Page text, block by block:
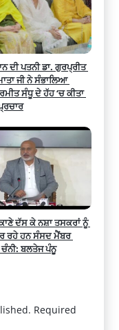
ਦੀ ਪਤਨੀ ਡਾ. ਗੁਰਪ੍ਰੀਤ
ਜੀ ਨੇ ਸੰਭਾਲਿਆ
ਸੰਧੂ ਦੇ ਹੱਹ ‘ਚ ਕੀਤਾ
ਦੱਸ ਕੇ ਨਸ਼ਾ ਤਸਕਰਾਂ ਨੂੰ
ਰਹੇ ਹਨ ਸੰਸਦ ਮੈਂਬਰ
ਬਲਤੇਜ ਪੰਨੂ
Required